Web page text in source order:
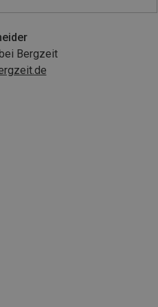
Bergzeit